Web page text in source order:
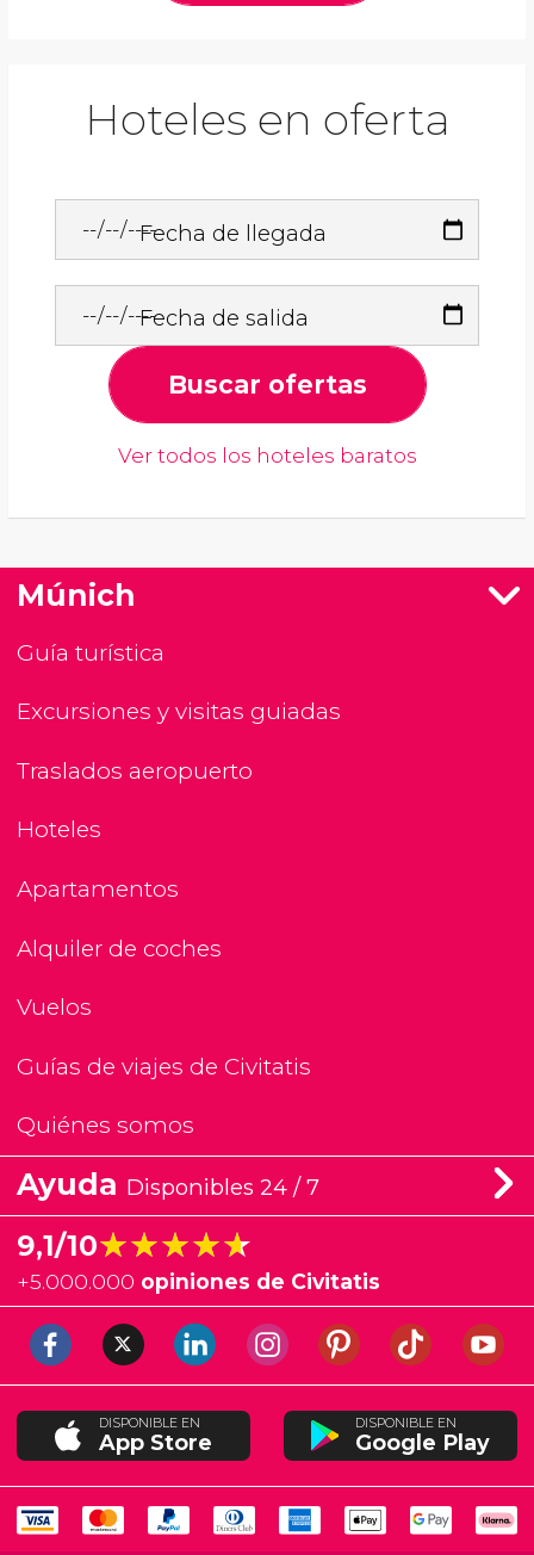
Hoteles en oferta
Fecha de llegada
Fecha de salida
Buscar ofertas
Ver todos los hoteles baratos
Múnich
Guía turística
Excursiones y visitas guiadas
Traslados aeropuerto
Hoteles
Apartamentos
Alquiler de coches
Vuelos
Guías de viajes de Civitatis
Quiénes somos
Ayuda Disponibles 24 / 7
9,1/10★★★★★
★★★★★
+5.000.000 opiniones de Civitatis
DISPONIBLE EN
App Store
DISPONIBLE EN
Google Play